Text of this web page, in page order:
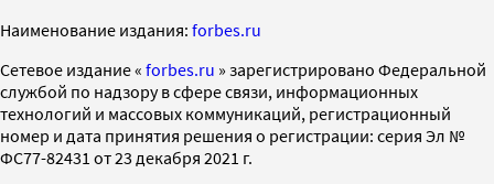
Наименование издания: forbes.ru
Cетевое издание « forbes.ru » зарегистрировано Федеральной
службой по надзору в сфере связи, информационных
технологий и массовых коммуникаций, регистрационный
номер и дата принятия решения о регистрации: серия Эл №
ФС77-82431 от 23 декабря 2021 г.